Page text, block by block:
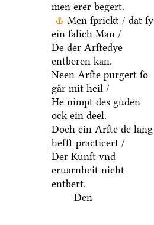
men erer begert.
Men ſprickt / dat ſy
ein ſalich Man /
De der Arſtedye
entberen kan.
Neen Arſte purgert ſo
gaͤr mit heil /
He nimpt des guden
ock ein deel.
Doch ein Arſte de lang
hefft practicert /
Der Kunſt vnd
eruarnheit nicht
entbert.
Den